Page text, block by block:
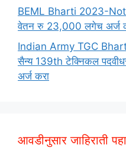
BEML Bharti 2023-
वेतन रु 23,000 लगेच अर्ज
Indian Army TGC
सैन्य 139th टेक्निकल
अर्ज करा
आवडीनुसार जाहिराती पहा